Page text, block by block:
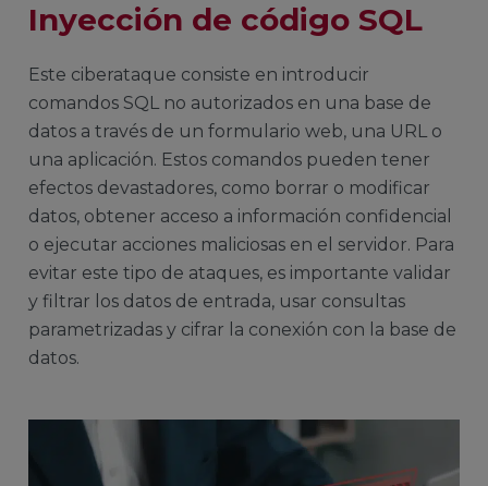
Inyección de código SQL
Este ciberataque consiste en introducir
comandos SQL no autorizados en una base de
datos a través de un formulario web, una URL o
una aplicación. Estos comandos pueden tener
efectos devastadores, como borrar o modificar
datos, obtener acceso a información confidencial
o ejecutar acciones maliciosas en el servidor. Para
evitar este tipo de ataques, es importante validar
y filtrar los datos de entrada, usar consultas
parametrizadas y cifrar la conexión con la base de
datos.